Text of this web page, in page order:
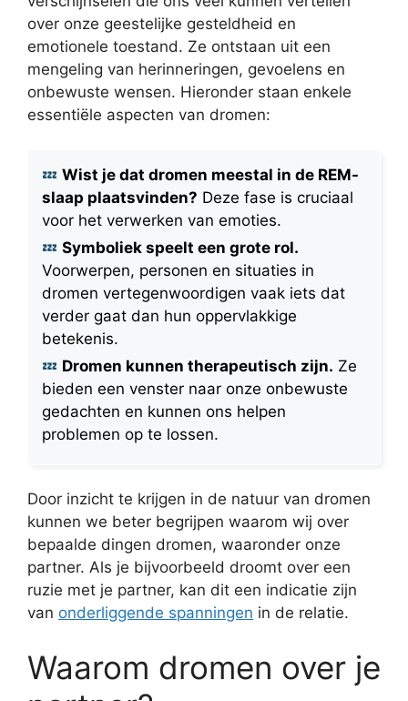
over onze geestelijke gesteldheid en
emotionele toestand. Ze ontstaan uit een
mengeling van herinneringen, gevoelens en
onbewuste wensen. Hieronder staan enkele
essentiële aspecten van dromen:
Wist je dat dromen meestal in de REM-
slaap plaatsvinden? Deze fase is cruciaal
voor het verwerken van emoties.
Symboliek speelt een grote rol.
Voorwerpen, personen en situaties in
dromen vertegenwoordigen vaak iets dat
verder gaat dan hun oppervlakkige
betekenis.
Dromen kunnen therapeutisch zijn. Ze
bieden een venster naar onze onbewuste
gedachten en kunnen ons helpen
problemen op te lossen.
Door inzicht te krijgen in de natuur van dromen
kunnen we beter begrijpen waarom wij over
bepaalde dingen dromen, waaronder onze
partner. Als je bijvoorbeeld droomt over een
ruzie met je partner, kan dit een indicatie zijn
van onderliggende spanningen in de relatie.
Waarom dromen over je